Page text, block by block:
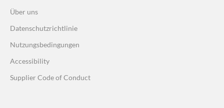
Über uns
Datenschutzrichtlinie
Nutzungsbedingungen
Accessibility
Supplier Code of Conduct